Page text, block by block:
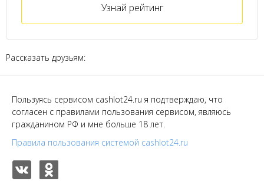
Узнай рейтинг
Рассказать друзьям:
Пользуясь сервисом cashlot24.ru я подтверждаю, что
согласен с правилами пользования сервисом, являюсь
гражданином РФ и мне больше 18 лет.
Правила пользования системой cashlot24.ru